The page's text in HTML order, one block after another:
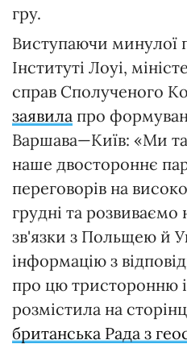
гру.
Виступаючи минулої
Інституті Лоуі,
справ Сполученого
заявила про
Варшава—Київ: «Ми
наше двостороннє
переговорів на
грудні та розвиваємо
зв'язки з Польщею й
інформацію з
про цю тристоронню
розмістила на
британська Рада з